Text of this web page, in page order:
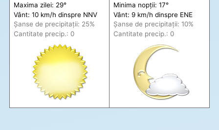
Maxima zilei: 29°
Vânt: 10 km/h dinspre NNV
Șanse de precipitații: 25%
Cantitate precip.: 0
Minima nopții: 17°
Vânt: 9 km/h dinspre ENE
Șanse de precipitații: 10%
Cantitate precip.: 0